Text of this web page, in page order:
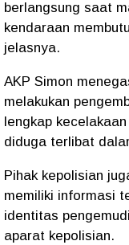
berlangsung saat
kendaraan
jelasnya.
AKP Simon
melakukan
lengkap
diduga terlibat
Pihak kepolisian
memiliki informasi
identitas
aparat kepolisian.